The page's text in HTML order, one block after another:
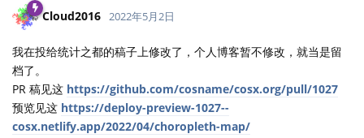
Cloud2016 2022年5月2日
我在投给统计之都的稿子上修改了，个人博客暂不修改，就当是留
档了。
PR 稿见这 https://github.com/cosname/cosx.org/pull/1027
预览见这 https://deploy-preview-1027--
cosx.netlify.app/2022/04/choropleth-map/